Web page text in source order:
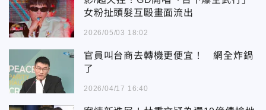
女粉扯頭髮互毆畫面流出
2026/05/03 18:02
官員叫台商去轉機更便宜！ 網全炸鍋
了
2026/04/17 16:40